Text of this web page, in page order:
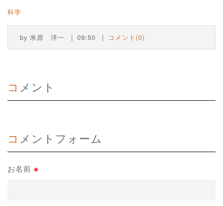
科学
by 米原 洋一 09:50 コメント(0)
コメント
コメントフォーム
お名前 ※